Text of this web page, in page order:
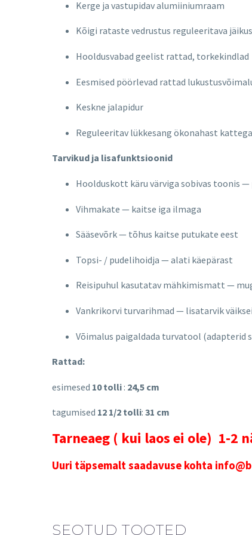
Kerge ja vastupidav alumiiniumraam
Kõigi rataste vedrustus reguleeritava
Hooldusvabad geelist rattad, torkekindlad
Eesmised pöörlevad rattad
Keskne jalapidur
Reguleeritav lükkesang ökonahast kattega
Tarvikud ja lisafunktsioonid
Hoolduskott käru värviga sobivas toonis
Vihmakate — kaitse iga ilmaga
Sääsevõrk — tõhus kaitse putukate eest
Topsi- / pudelihoidja — alati käepärast
Reisipuhul kasutatav mähkimismatt —
Vankrikorvi turvarihmad — lisatarvik
Võimalus paigaldada turvatool (adapterid
Rattad:
esimesed 10 tolli : 24,5 cm
tagumised 12 1/2 tolli: 31 cm
Tarneaeg ( kui laos ei ole) 1-2
Uuri täpsemalt saadavuse kohta
SEOTUD TOOTED